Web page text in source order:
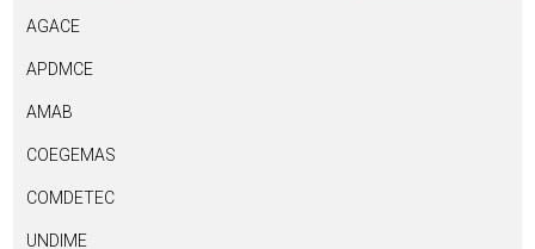
AGACE
APDMCE
AMAB
COEGEMAS
COMDETEC
UNDIME